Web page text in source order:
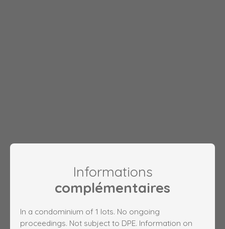
Informations
complémentaires
In a condominium of 1 lots. No ongoing
proceedings. Not subject to DPE. Information on